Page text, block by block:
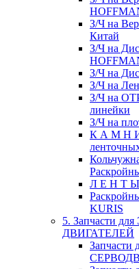
З/Ч на
Китай
З/Ч на
З/Ч на
З/Ч на
З/Ч на
линейки
З/Ч на
К А М Н И
Л Е Н Т
KURIS
5. Запчасти для
ДВИГАТЕЛЕЙ
Запчасти